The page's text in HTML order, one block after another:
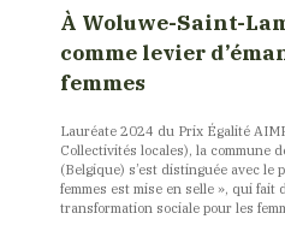
À Woluwe-Saint-
comme levier
femmes
Lauréate 2024 du Prix Égalité
Collectivités locales), la commune
(Belgique) s’est distinguée avec le
femmes est mise en selle », qui fait
transformation sociale pour les